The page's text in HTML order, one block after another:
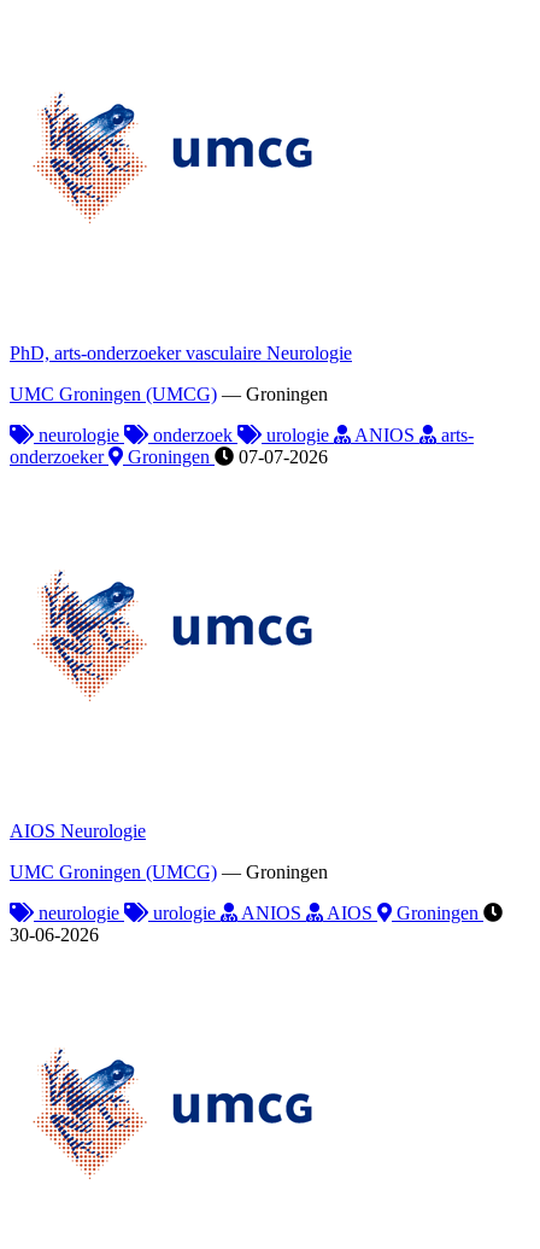
PhD, arts-onderzoeker vasculaire Neurologie
UMC Groningen (UMCG) — Groningen
neurologie
onderzoek urologie ANIOS
arts-
onderzoeker
Groningen 07-07-2026
AIOS Neurologie
UMC Groningen (UMCG) — Groningen
neurologie
urologie ANIOS AIOS
Groningen
30-06-2026